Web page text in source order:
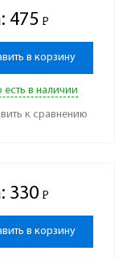
475 Р
-
в корзину
есть в наличии
к сравнению
330 Р
-
в корзину